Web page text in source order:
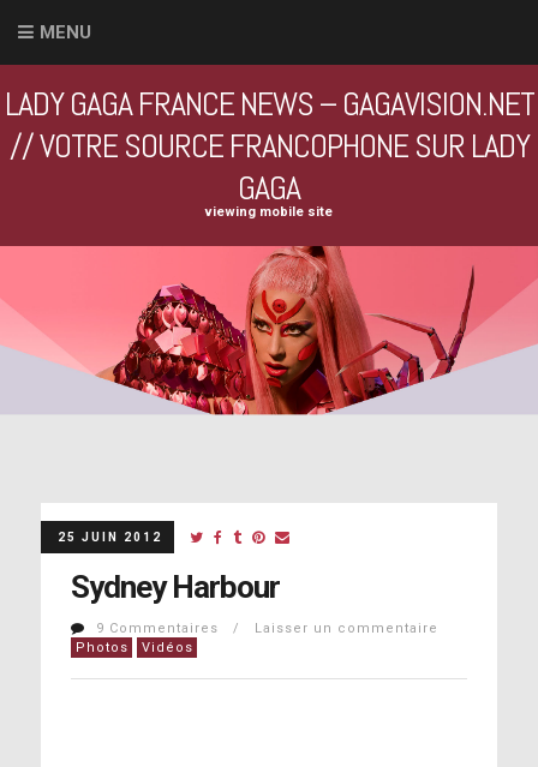
MENU
LADY GAGA FRANCE NEWS – GAGAVISION.NET
// VOTRE SOURCE FRANCOPHONE SUR LADY
GAGA
viewing mobile site
25 JUIN 2012
Sydney Harbour
9 Commentaires / Laisser un commentaire
Photos
Vidéos